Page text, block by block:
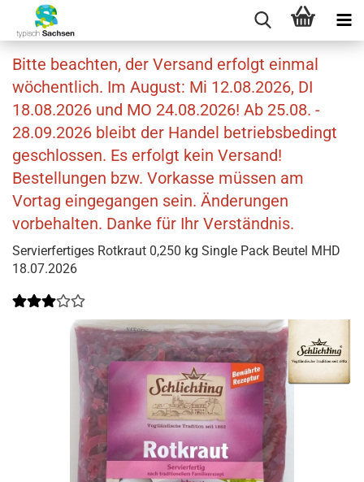
Bitte beachten, der Versand erfolgt einmal
wöchentlich. Im August: Mi 12.08.2026, DI
18.08.2026 und MO 24.08.2026! Ab 25.08. -
28.09.2026 bleibt der Handel betriebsbedingt
geschlossen. Es erfolgt kein Versand!
Bestellungen bzw. Vorkasse müssen am
Vortag eingegangen sein. Änderungen
vorbehalten. Danke für Ihr Verständnis.
Servierfertiges Rotkraut 0,250 kg Single Pack Beutel MHD
18.07.2026